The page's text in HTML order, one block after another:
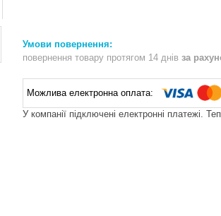
повернення товару протягом 14 днів за
У компанії підключені електронні платежі.